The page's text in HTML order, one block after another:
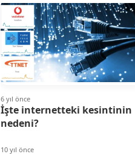
6 yıl önce
İşte internetteki kesintinin
nedeni?
10 yıl önce